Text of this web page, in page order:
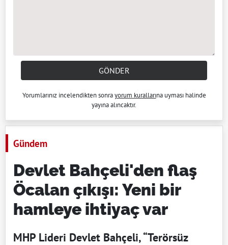
GÖNDER
Yorumlarınız incelendikten sonrayorum kurallarına uyması halinde
yayına alıncaktır.
Gündem
Devlet Bahçeli'den flaş
Öcalan çıkışı: Yeni bir
hamleye ihtiyaç var
MHP Lideri Devlet Bahçeli, “Terörsüz